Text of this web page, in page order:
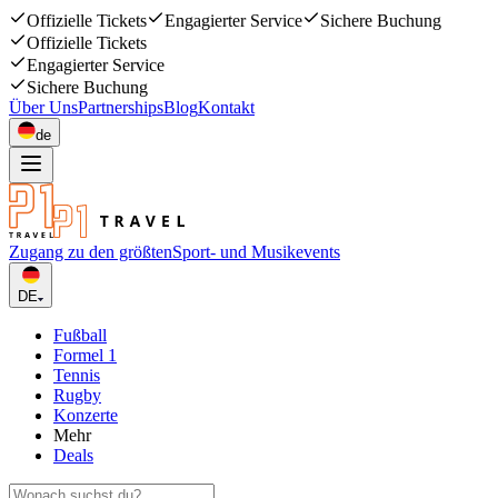
Offizielle Tickets Engagierter Service
Sichere Buchung
Offizielle Tickets
Engagierter Service
Sichere Buchung
Über UnsPartnershipsBlogKontakt
de
Zugang zu den größtenSport- und Musikevents
DE
Fußball
Formel 1
Tennis
Rugby
Konzerte
Mehr
Deals